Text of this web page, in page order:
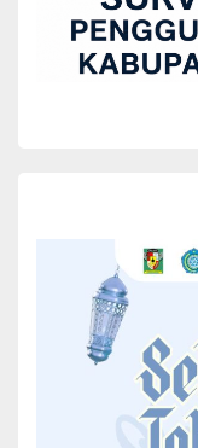
Pemerintah
Perempuan dan
Dalam Rangka
Pidana: Pemkab
Kesepakatan
Nota Kesepakatan
Simalungun, Dr. H.